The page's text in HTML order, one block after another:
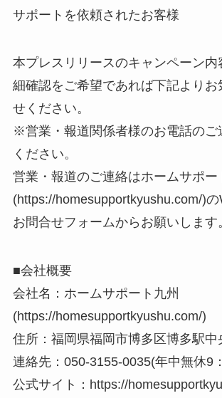
サポートを依頼されたお客様
本プレスリリースのキャンペーン内
細確認をご希望であれば下記よりお
せください。
※営業・報道関係者様のお電話のご
ください。
営業・報道のご連絡はホームサポー
(https://homesupportkyushu.com/)
お問合せフォームからお願いします
■会社概要
会社名：ホームサポート九州
(https://homesupportkyushu.com/)
住所：福岡県福岡市博多区博多駅中
連絡先：050-3155-0035(年中無休9
公式サイト：https://